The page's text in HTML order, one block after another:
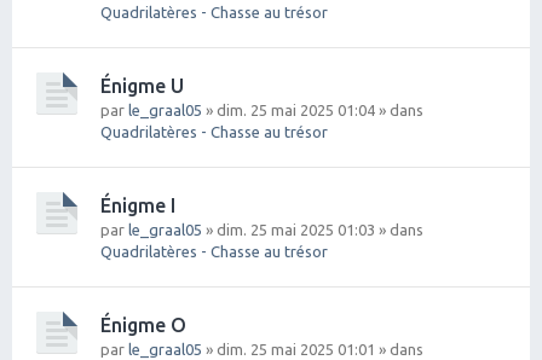
Quadrilatères - Chasse au trésor
Énigme U
par le_graal05 » dim. 25 mai 2025 01:04 » dans
Quadrilatères - Chasse au trésor
Énigme I
par le_graal05 » dim. 25 mai 2025 01:03 » dans
Quadrilatères - Chasse au trésor
Énigme O
par le_graal05 » dim. 25 mai 2025 01:01 » dans